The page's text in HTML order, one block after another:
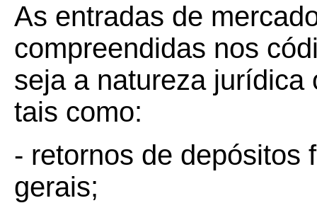
As entradas de
compreendidas nos
seja a natureza jurídica
tais como:
- retornos de depósitos
gerais;